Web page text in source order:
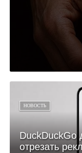
НОВОСТЬ
DuckDuckGo
отрезать